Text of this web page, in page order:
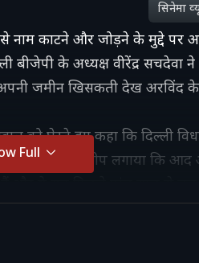
सिनेमा
से नाम काटने और जोड़ने के मुद्दे
बीजेपी के अध्यक्ष वीरेंद्र
जमीन खिसकती देख अरविंद
को घेरते हुए कहा कि दिल्ली
हैं. उन्होंने आरोप लगाया कि आद
रहते हैं, ये कैसे संभव है? ये लोग
कि नई दिल्ली विधानसभा में
Full